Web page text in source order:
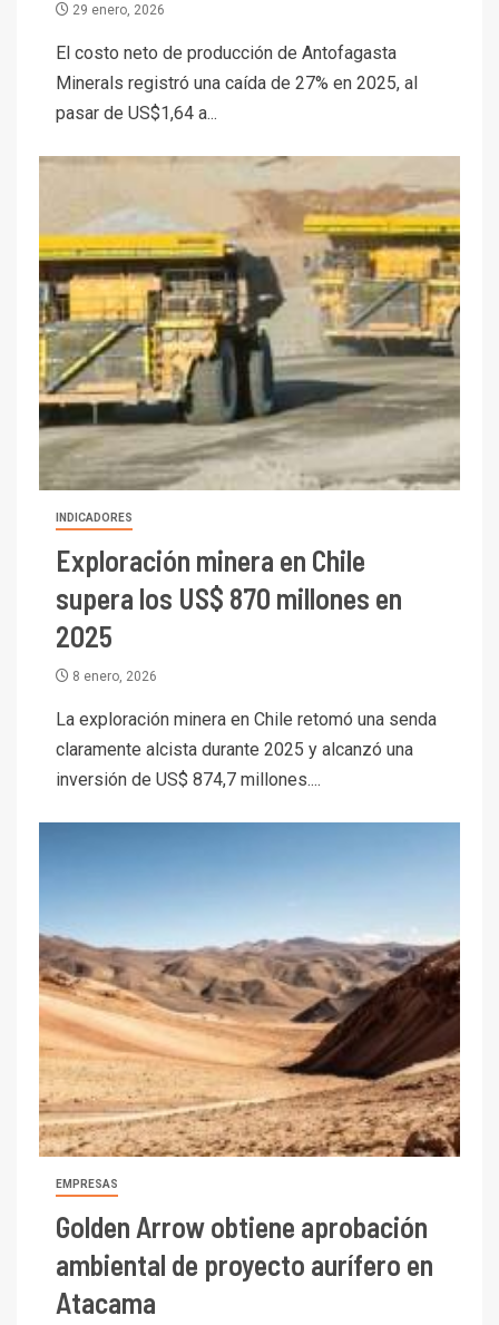
29 enero, 2026
El costo neto de producción de Antofagasta
Minerals registró una caída de 27% en 2025, al
pasar de US$1,64 a...
INDICADORES
Exploración minera en Chile
supera los US$ 870 millones en
2025
8 enero, 2026
La exploración minera en Chile retomó una senda
claramente alcista durante 2025 y alcanzó una
inversión de US$ 874,7 millones....
EMPRESAS
Golden Arrow obtiene aprobación
ambiental de proyecto aurífero en
Atacama